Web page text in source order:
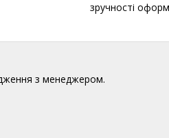
зручності
з менеджером.